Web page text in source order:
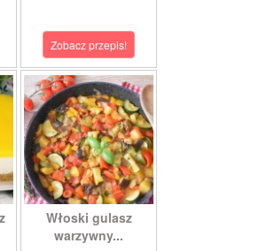
Zobacz przepis!
Włoski gulasz
warzywny...